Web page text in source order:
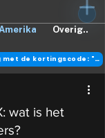
Overig..
Profiteer nu van 50% korting met de kortingscode: "DANK"
wat is het